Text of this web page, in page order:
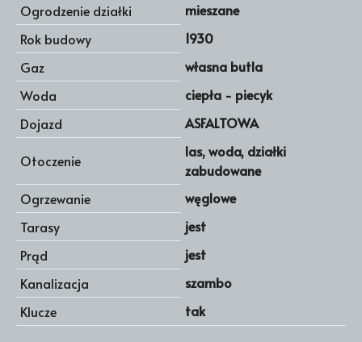
Ogrodzenie działki
mieszane
Rok budowy
1930
Gaz
własna butla
Woda
ciepła - piecyk
Dojazd
ASFALTOWA
Otoczenie
las, woda, działki
zabudowane
Ogrzewanie
węglowe
Tarasy
jest
Prąd
jest
Kanalizacja
szambo
Klucze
tak